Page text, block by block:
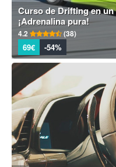
Curso de Drifting en
¡Adrenalina pura!
4.2 (38)
69€ -54%